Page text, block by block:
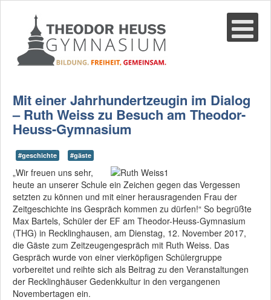
Mit einer Jahrhundertzeugin im Dialog
– Ruth Weiss zu Besuch am Theodor-
Heuss-Gymnasium
#geschichte #gäste
„Wir freuen uns sehr,
heute an unserer Schule ein Zeichen gegen das Vergessen
setzten zu können und mit einer herausragenden Frau der
Zeitgeschichte ins Gespräch kommen zu dürfen!“ So begrüßte
Max Bartels, Schüler der EF am Theodor-Heuss-Gymnasium
(THG) in Recklinghausen, am Dienstag, 12. November 2017,
die Gäste zum Zeitzeugengespräch mit Ruth Weiss. Das
Gespräch wurde von einer vierköpfigen Schülergruppe
vorbereitet und reihte sich als Beitrag zu den Veranstaltungen
der Recklinghäuser Gedenkkultur in den vergangenen
Novembertagen ein.